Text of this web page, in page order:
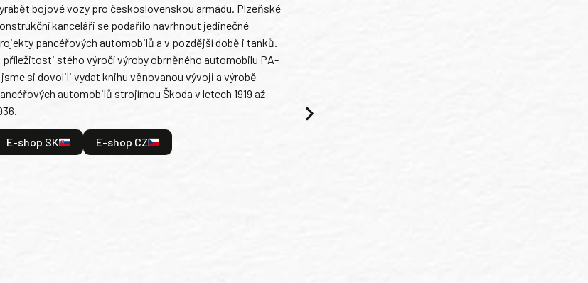
bojové vozy pro československou armádu. Plzeňské
kanceláři se podařilo navrhnout jedinečné
pancéřových automobilů a v pozdější době i tanků.
příležitosti stého výročí výroby obrněného automobilu PA-
jsme si dovolili vydat knihu věnovanou vývoji a výrobě
automobilů strojírnou Škoda v letech 1919 až
E-shop SK E-shop CZ